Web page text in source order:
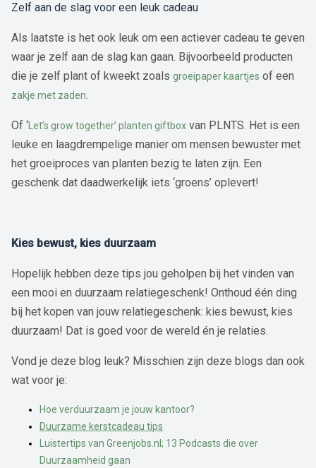
Zelf aan de slag voor een leuk cadeau
Als laatste is het ook leuk om een actiever cadeau te geven
waar je zelf aan de slag kan gaan. Bijvoorbeeld producten
die je zelf plant of kweekt zoals groeipaper kaartjes of een
zakje met zaden.
Of ‘ Let’s grow together’ planten giftbox van PLNTS. Het is een
leuke en laagdrempelige manier om mensen bewuster met
het groeiproces van planten bezig te laten zijn. Een
geschenk dat daadwerkelijk iets ‘groens’ oplevert!
Kies bewust, kies duurzaam
Hopelijk hebben deze tips jou geholpen bij het vinden van
een mooi en duurzaam relatiegeschenk! Onthoud één ding
bij het kopen van jouw relatiegeschenk: kies bewust, kies
duurzaam! Dat is goed voor de wereld én je relaties.
Vond je deze blog leuk? Misschien zijn deze blogs dan ook
wat voor je:
Hoe verduurzaam je jouw kantoor?
Duurzame kerstcadeau tips
Luistertips van Greenjobs.nl; 13 Podcasts die over
Duurzaamheid gaan